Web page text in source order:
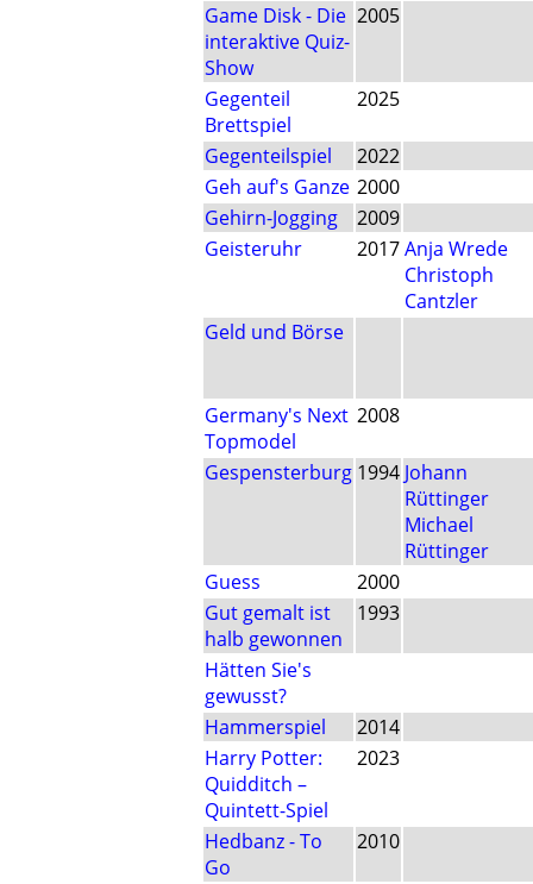
Game Disk - Die
interaktive Quiz-
Show
2005
Gegenteil
Brettspiel
2025
Gegenteilspiel
2022
Geh auf's Ganze 2000
Gehirn-Jogging
2009
Geisteruhr
2017Anja Wrede
Christoph
Cantzler
Geld und Börse
Germany's Next
Topmodel
2008
Gespensterburg 1994 Johann
Rüttinger
Michael
Rüttinger
Guess
2000
Gut gemalt ist
halb gewonnen
1993
Hätten Sie's
gewusst?
Hammerspiel
2014
Harry Potter:
Quidditch –
Quintett-Spiel
2023
Hedbanz - To
Go
2010